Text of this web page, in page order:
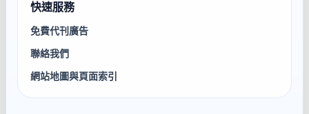
快速服務
免費代刊廣告
聯絡我們
網站地圖與頁面索引